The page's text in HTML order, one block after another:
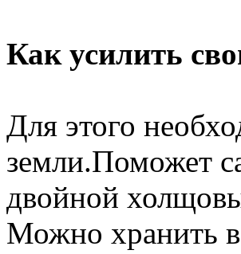
Как усилить
Для этого
земли.Поможет
двойной
Можно хранить в